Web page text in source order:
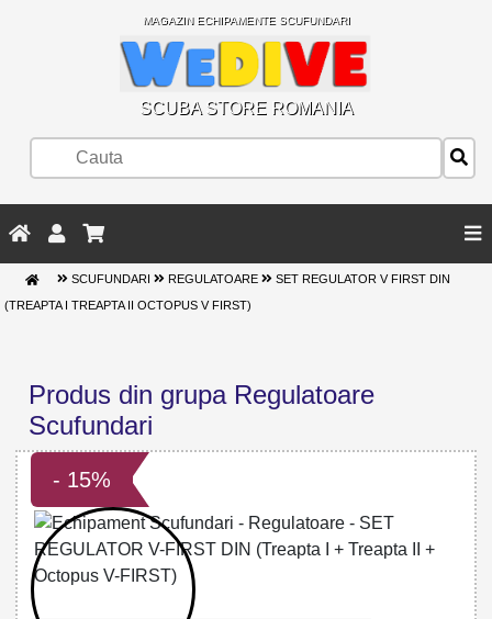
MAGAZIN ECHIPAMENTE SCUFUNDARI
SCUBA STORE ROMANIA
SCUFUNDARI REGULATOARE SET REGULATOR V FIRST DIN
(TREAPTA I TREAPTA II OCTOPUS V FIRST)
Produs din grupa Regulatoare
Scufundari
- 15%